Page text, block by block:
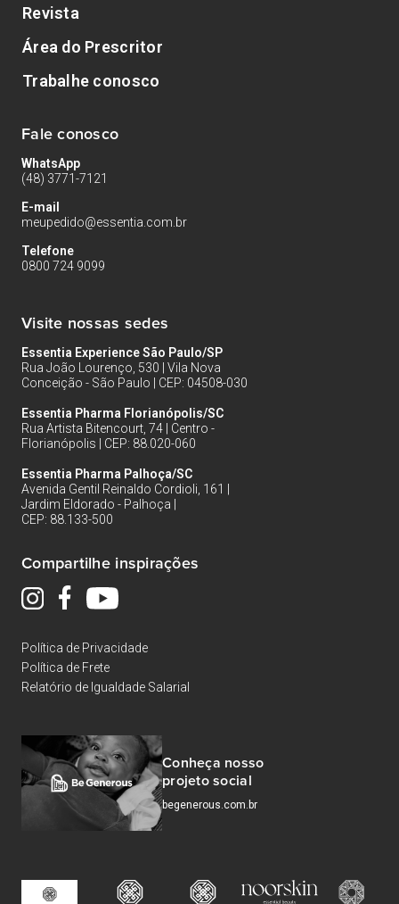
Revista
Área do Prescritor
Trabalhe conosco
Fale conosco
WhatsApp
(48) 3771-7121
E-mail
meupedido@essentia.com.br
Telefone
0800 724 9099
Visite nossas sedes
Essentia Experience São Paulo/SP
Rua João Lourenço, 530 | Vila Nova
Conceição - São Paulo | CEP: 04508-030
Essentia Pharma Florianópolis/SC
Rua Artista Bitencourt, 74 | Centro -
Florianópolis | CEP: 88.020-060
Essentia Pharma Palhoça/SC
Avenida Gentil Reinaldo Cordioli, 161 |
Jardim Eldorado - Palhoça |
CEP: 88.133-500
Compartilhe inspirações
Política de Privacidade
Política de Frete
Relatório de Igualdade Salarial
Conheça nosso
projeto social
begenerous.com.br